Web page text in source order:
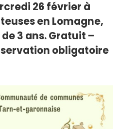
26 février à
en Lomagne,
3 ans. Gratuit –
obligatoire